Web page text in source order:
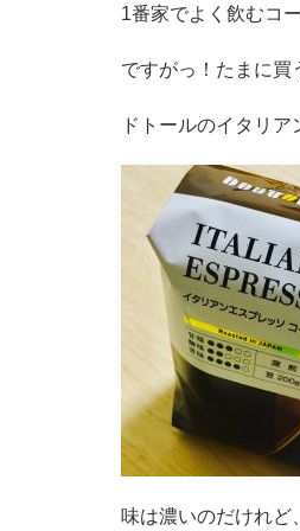
1番家でよく飲むコ
ですがっ！たまに買
ドトールのイタリア
味は濃いのだけれど